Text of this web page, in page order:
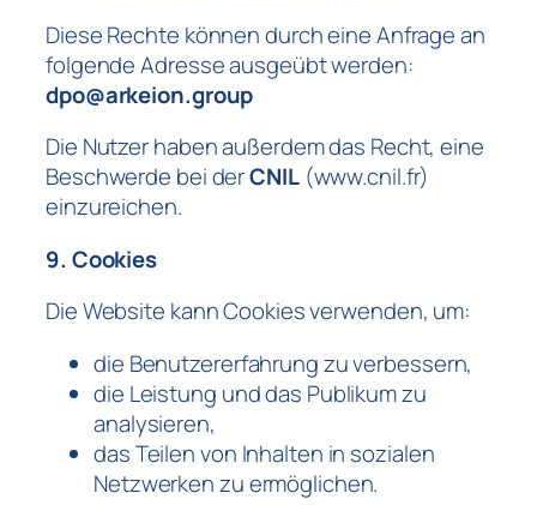
Diese Rechte können durch eine Anfrage an
folgende Adresse ausgeübt werden:
dpo@arkeion.group
Die Nutzer haben außerdem das Recht, eine
Beschwerde bei derCNIL(www.cnil.fr)
einzureichen.
9. Cookies
Die Website kann Cookies verwenden, um:
die Benutzererfahrung zu verbessern,
die Leistung und das Publikum zu
analysieren,
das Teilen von Inhalten in sozialen
Netzwerken zu ermöglichen.